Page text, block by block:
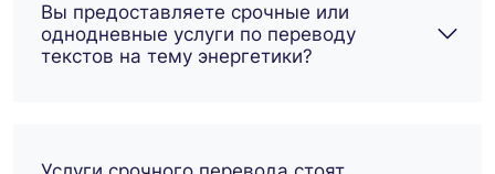
Вы предоставляете срочные или
однодневные услуги по переводу
текстов на тему энергетики?